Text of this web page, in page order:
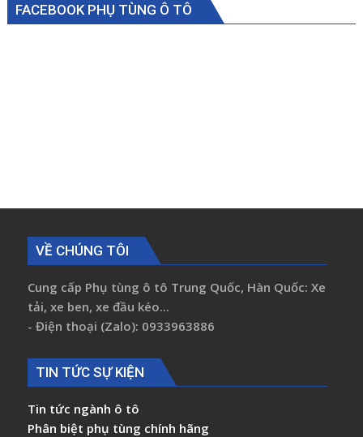
FACEBOOK PHỤ TÙNG Ô TÔ
VỀ CHÚNG TÔI
Cung cấp Phụ tùng ô tô Trung Quốc, Hàn Quốc: Xe
tải, xe ben, xe đầu kéo...
- Điện thoại (Zalo): 0933963886
TIN TỨC SỰ KIỆN
Tin tức ngành ô tô
Phân biệt phụ tùng chính hãng